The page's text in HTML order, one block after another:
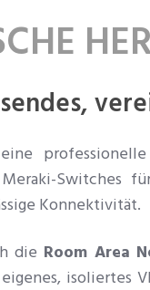
Switches
Konnektivität.
die Room Area
isoliertes